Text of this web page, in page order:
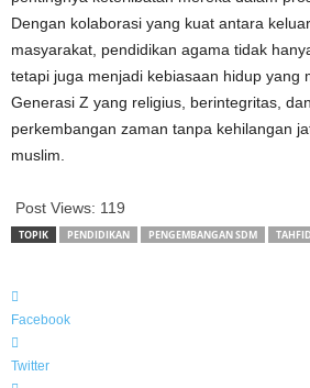
Dengan kolaborasi yang kuat antara
masyarakat, pendidikan agama tidak
tetapi juga menjadi kebiasaan hidup yang
Generasi Z yang religius, berintegritas,
perkembangan zaman tanpa kehilangan
muslim.
Post Views: 119
TOPIK PENDIDIKAN PENGEMBANGAN SDM
Facebook
Twitter